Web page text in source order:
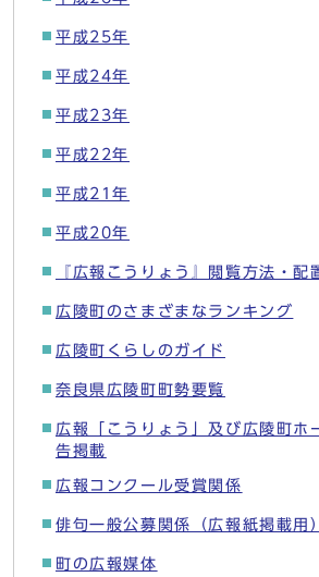
平成25年
平成24年
平成23年
平成22年
平成21年
平成20年
『広報こうりょう』閲覧方法・配
広陵町のさまざまなランキング
広陵町くらしのガイド
奈良県広陵町町勢要覧
広報「こうりょう」及び広陵町ホ
告掲載
広報コンクール受賞関係
俳句一般公募関係（広報紙掲載用）
町の広報媒体